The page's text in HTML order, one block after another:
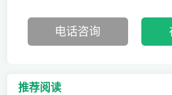
电话咨询
推荐阅读